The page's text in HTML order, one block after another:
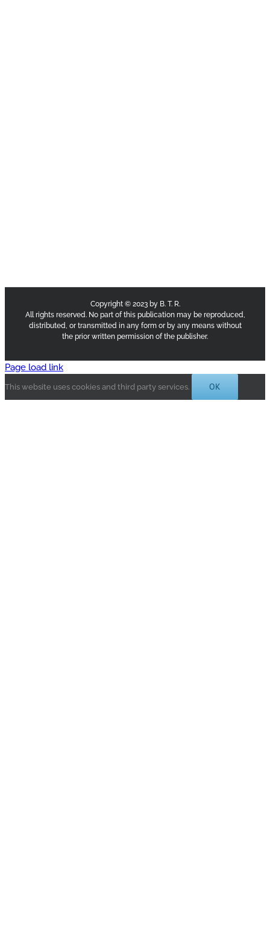
Copyright © 2023 by B. T. R.
All rights reserved. No part of this publication may be reproduced,
distributed, or transmitted in any form or by any means without
the prior written permission of the publisher.
Page load link
This website uses cookies and third party services. OK